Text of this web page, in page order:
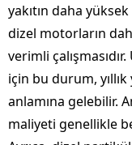
yakıtın daha
dizel motorların
verimli
için bu durum,
anlamına gelebilir.
maliyeti genellikle